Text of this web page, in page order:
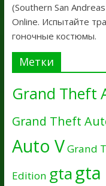
(Southern San
Online. Испытайте
гоночные костюмы.
Метки
Grand Theft
Grand Theft
Auto VGrand
Edition gtagta